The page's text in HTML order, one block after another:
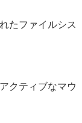
たファイルシス
クティブなマウ